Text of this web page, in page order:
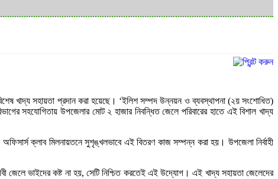
খাদ্য সহায়তা প্রদান করা হয়েছে। ‘ইলিশ সম্পদ উন্নয়ন ও ব্যবস্থাপনা (২য় সংশোধিত)
সহযোগিতায় উপজেলার মোট ২ হাজার নিবন্ধিত জেলে পরিবারের হাতে এই বিশাল খাদ্য
ক্লাব মিলনায়তনে সুশৃঙ্খলভাবে এই বিতরণ কাজ সম্পন্ন করা হয়। উপজেলা নির্বাহী
ভাইদের কষ্ট না হয়, সেটি নিশ্চিত করতেই এই উদ্যোগ। এই খাদ্য সহায়তা জেলেদের